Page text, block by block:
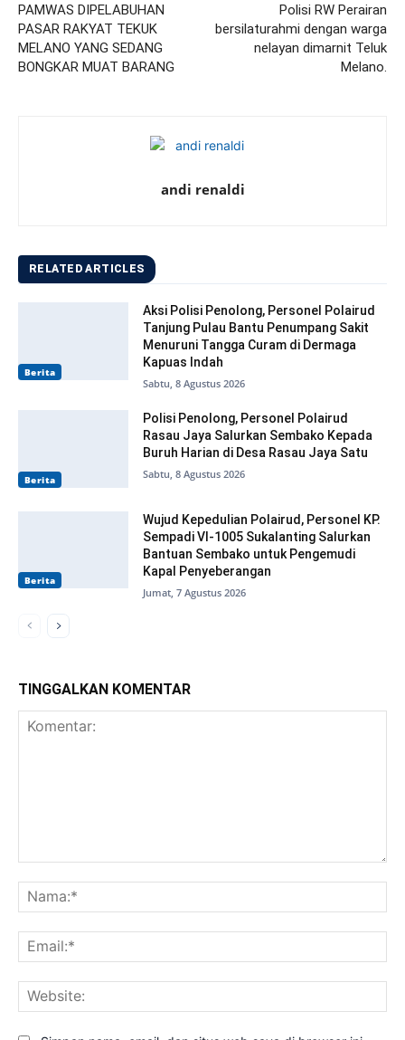
PAMWAS DIPELABUHAN
PASAR RAKYAT TEKUK
MELANO YANG SEDANG
BONGKAR MUAT BARANG
Polisi RW Perairan
bersilaturahmi dengan warga
nelayan dimarnit Teluk
Melano.
andi renaldi
RELATED ARTICLES
Berita
Aksi Polisi Penolong, Personel Polairud
Tanjung Pulau Bantu Penumpang Sakit
Menuruni Tangga Curam di Dermaga
Kapuas Indah
Sabtu, 8 Agustus 2026
Berita
Polisi Penolong, Personel Polairud
Rasau Jaya Salurkan Sembako Kepada
Buruh Harian di Desa Rasau Jaya Satu
Sabtu, 8 Agustus 2026
Berita
Wujud Kepedulian Polairud, Personel KP.
Sempadi VI-1005 Sukalanting Salurkan
Bantuan Sembako untuk Pengemudi
Kapal Penyeberangan
Jumat, 7 Agustus 2026
TINGGALKAN KOMENTAR